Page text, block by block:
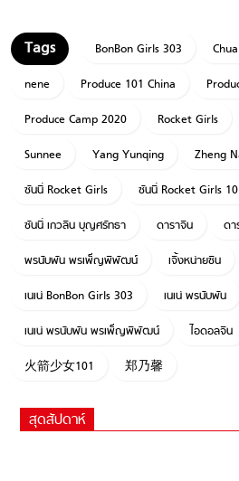
BonBon Girls 303
nene
Produce 101 China
Produce Camp 2020
Rocket Girls
Sunnee
Yang Yunqing Zheng
ซันนี่ Rocket Girls
ซันนี่ Rocket Girls
ซันนี่ เกวลิน บุญศรัทธา
ดาราจีน
ดา
พรนับพัน พรเพ็ญพิพัฒน์
เจิ้งหน่ายซิน
เนเน่ BonBon Girls 303
เนเน่ พรนับพัน
เนเน่ พรนับพัน พรเพ็ญพิพัฒน์
ไอดอลจีน
火箭少女101
郑乃馨
สุดสัปดาห์